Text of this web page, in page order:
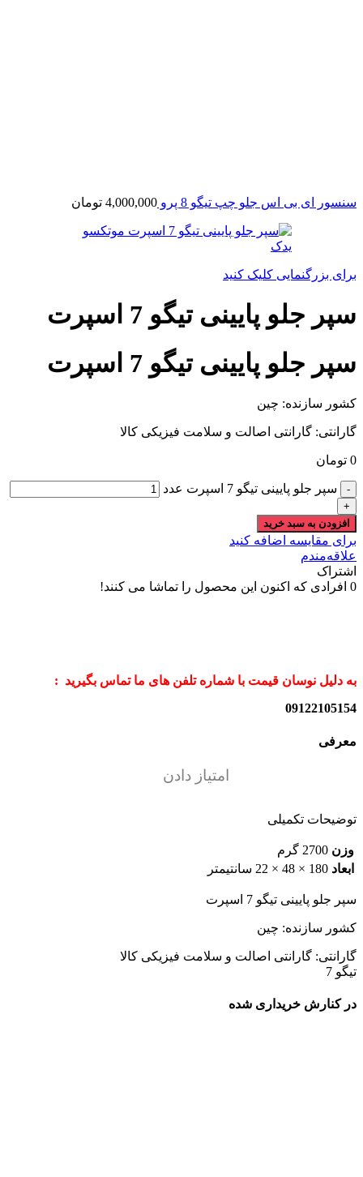
سنسور ای بی اس جلو چپ تیگو 8 پرو 4,000,000 تومان
برای بزرگنمایی کلیک کنید
سپر جلو پایینی تیگو 7 اسپرت
سپر جلو پایینی تیگو 7 اسپرت
کشور سازنده: چین
گارانتی: گارانتی اصالت و سلامت فیزیکی کالا
0 تومان
سپر جلو پایینی تیگو 7 اسپرت عدد
افزودن به سبد خرید
برای مقایسه اضافه کنید
علاقه‌مندم
اشتراک
0 افرادی که اکنون این محصول را تماشا می کنند!
به دلیل نوسان قیمت با شماره تلفن های ما تماس بگیرید :
09122105154
معرفی
امتیاز دادن
توضیحات تکمیلی
وزن 2700 گرم
ابعاد 180 × 48 × 22 سانتیمتر
سپر جلو پایینی تیگو 7 اسپرت
کشور سازنده: چین
گارانتی: گارانتی اصالت و سلامت فیزیکی کالا
تیگو 7
در کنارش خریداری شده